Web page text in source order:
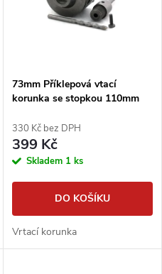
73mm Příklepová vtací
korunka se stopkou 110mm
330 Kč bez DPH
399 Kč
Skladem 1 ks
DO KOŠÍKU
Vrtací korunka